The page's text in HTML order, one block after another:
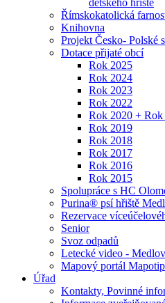
dětského hřiště
Římskokatolická
Knihovna
Projekt Česko- Polské
Dotace přijaté obcí
Rok 2025
Rok 2024
Rok 2023
Rok 2022
Rok 2020 + Rok
Rok 2019
Rok 2018
Rok 2017
Rok 2016
Rok 2015
Spolupráce s HC
Purina® psí hřiště
Rezervace
Senior
Svoz odpadů
Letecké video -
Mapový portál Mapotip
Úřad
Kontakty, Povinné